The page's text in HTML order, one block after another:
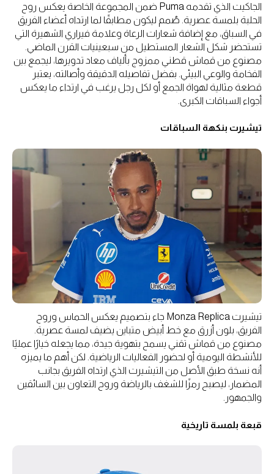
الجاكيت الذي تقدمه Puma ضمن المجموعة الخاصة يعكس روح
الحلبة بلمسة عصرية. صُمم ليكون مطابقًا لما ارتداه أعضاء الفريق
في السباق، مع إضافة شعارات الرعاة وعلامة فيراري الشهيرة التي
تستحضر شكل الشعار المستطيل من سبعينيات القرن الماضي.
مصنوع من قماش قطني ممزوج بألياف معاد تدويرها، ليجمع بين
الفخامة والوعي البيئي. بفضل تفاصيله الدقيقة وأصالته، يعتبر
قطعة مثالية لهواة الجمع أو لكل رجل يرغب في ارتداء ما يعكس
أجواء السباقات الكبرى.
تيشيرت بنكهة السباقات
تيشيرت Monza Replica جاء بتصميم يعكس الحماس وروح
الفريق، بلون أزرق مع خط أبيض متباين يضيف لمسة عصرية.
مصنوع من قماش تقني يسمح بتهوية جيدة، مما يجعله خيارًا عمليًا
للأنشطة اليومية أو لحضور الفعاليات الرياضية. لكن أهم ما يميزه
أنه نسخة طبق الأصل من التيشيرت الذي ارتداه الفريق بجانب
المضمار، ليصبح رمزًا للشغف بالرياضة وروح التعاون بين السائقين
والجمهور.
قبعة بلمسة تاريخية